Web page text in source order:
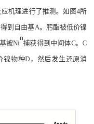
机理进行了推测。如图4所
到自由基A。肟酯被低价镍
被Ni
n
捕获得到中间体C。C
镍物种D，然后发生还原消